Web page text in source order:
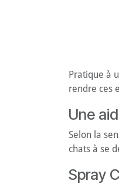
Pratique à
rendre ces
Une
Selon la
chats à se
Spray